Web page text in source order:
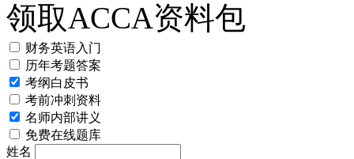
领取ACCA资料包
财务英语入门
历年考题答案
考纲白皮书
考前冲刺资料
名师内部讲义
免费在线题库
姓名